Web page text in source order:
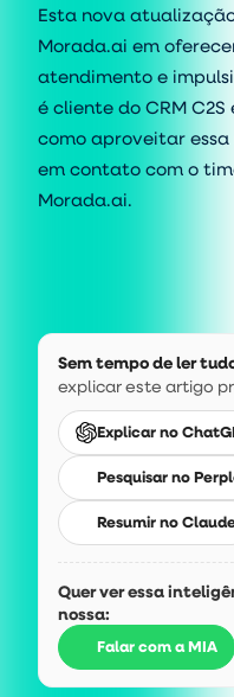
Esta nova
Morada.ai em
atendimento e
é cliente do CRM
como aproveitar
em contato com o
Morada.ai.
Sem tempo de ler
explicar este artigo
Explicar no
Pesquisar no
Resumir no
Quer ver essa
nossa:
Falar com a MIA